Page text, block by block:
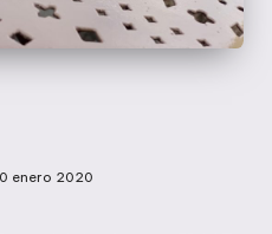
enero 2020